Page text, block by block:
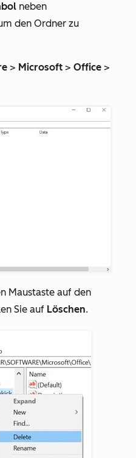
neben
den Ordner zu
> Microsoft > Office >
Maustaste auf den
Sie auf Löschen.